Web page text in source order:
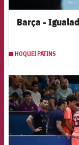
Barça -
HOQUEI PATINS